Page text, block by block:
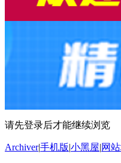
请先登录后才能继续浏览
Archiver|手机版 小黑屋 网